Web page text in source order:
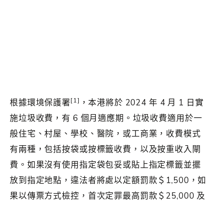
根據環境保護署[1] ，本港將於 2024 年 4 月 1 日實
施垃圾收費，有 6 個月適應期。垃圾收費適用於一
般住宅、村屋、學校、醫院，或工商業，收費模式
有兩種，包括按袋或按標籤收費，以及按重收入閘
費。如果沒有使用指定袋包妥或貼上指定標籤並擺
放到指定地點，違法者將處以定額罰款＄1,500，如
果以傳票方式檢控，首次定罪最高罰款＄25,000 及